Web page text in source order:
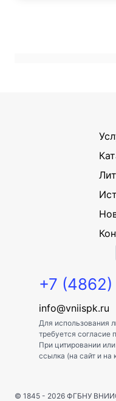
+7
info@vniispk.ru
Для использования
требуется
При цитировании
ссылка (на сайт и на
© 1845 - 2026 ФГБНУ